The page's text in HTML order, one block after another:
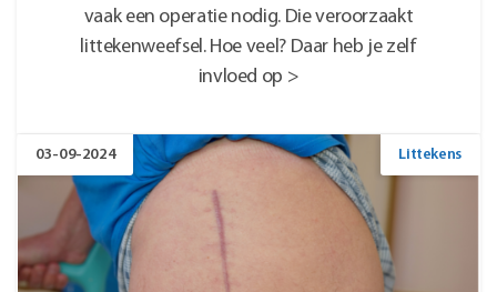
vaak een operatie nodig. Die veroorzaakt
littekenweefsel. Hoe veel? Daar heb je zelf
invloed op >
03-09-2024 Littekens